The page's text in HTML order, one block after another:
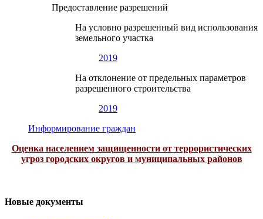
Предоставление разрешений
На условно разрешенный вид использования
земельного участка
2019
На отклонение от предельных параметров
разрешенного строительства
2019
Информирование граждан
Оценка населением защищенности от террористических
угроз городских округов и муниципальных районов
Новые документы